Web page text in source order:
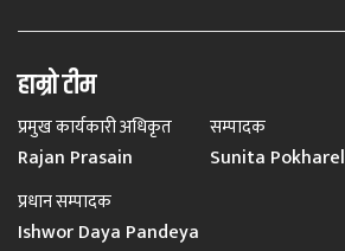
हाम्रो टीम
प्रमुख कार्यकारी अधिकृत
Rajan Prasain
सम्पादक
Sunita Pokharel
प्रधान सम्पादक
Ishwor Daya Pandeya